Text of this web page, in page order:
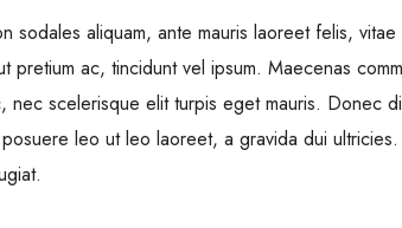
sodales aliquam, ante mauris laoreet felis,
pretium ac, tincidunt vel ipsum. Maecenas
nec scelerisque elit turpis eget mauris. Donec
leo ut leo laoreet, a gravida dui